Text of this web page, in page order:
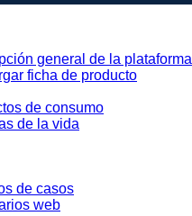
general de la plataforma
ficha de producto
de consumo
de la vida
de casos
web